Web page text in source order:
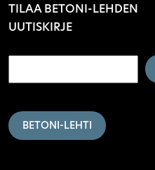
TILAA BETONI-LEHDEN
UUTISKIRJE
BETONI-LEHTI